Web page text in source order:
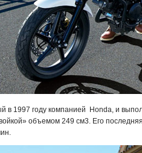
в 1997 году компанией Honda, и
объемом 249 см3. Его